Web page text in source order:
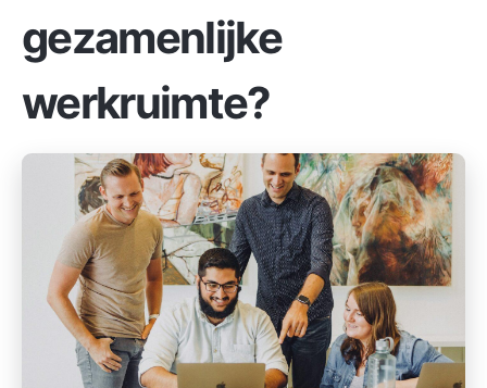
gezamenlijke
werkruimte?